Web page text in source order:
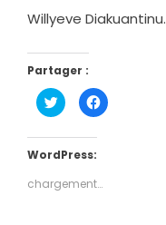
‎Willyeve Diakuantinu.
Partager :
Cliquez
pour
partager
Twitter(ouvre
dans
fenêtre)
Cliquez
pour
fenêtre)
WordPress:
chargement…